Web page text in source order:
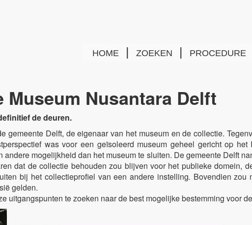
home | zoeken | procedure
Nusantara Delft
de deuren.
Delft, de eigenaar van het museum en de collectie.
was voor een geïsoleerd museum geheel gericht op
mogelijkheid dan het museum te sluiten. De gemeente Delft
dat de collectie behouden zou blijven voor het publieke domein,
bij het collectieprofiel van een andere instelling. Bovendien zou
gelden.
uitgangspunten te zoeken naar de best mogelijke bestemming voor